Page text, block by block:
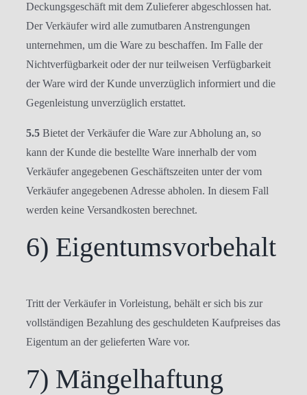
Deckungsgeschäft mit dem Zulieferer abgeschlossen hat.
Der Verkäufer wird alle zumutbaren Anstrengungen
unternehmen, um die Ware zu beschaffen. Im Falle der
Nichtverfügbarkeit oder der nur teilweisen Verfügbarkeit
der Ware wird der Kunde unverzüglich informiert und die
Gegenleistung unverzüglich erstattet.
5.5 Bietet der Verkäufer die Ware zur Abholung an, so
kann der Kunde die bestellte Ware innerhalb der vom
Verkäufer angegebenen Geschäftszeiten unter der vom
Verkäufer angegebenen Adresse abholen. In diesem Fall
werden keine Versandkosten berechnet.
6) Eigentumsvorbehalt
Tritt der Verkäufer in Vorleistung, behält er sich bis zur
vollständigen Bezahlung des geschuldeten Kaufpreises das
Eigentum an der gelieferten Ware vor.
7) Mängelhaftung